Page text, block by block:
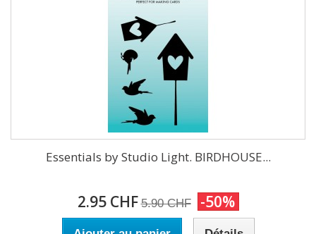
Essentials by Studio Light. BIRDHOUSE...
2.95 CHF 5.90 CHF -50%